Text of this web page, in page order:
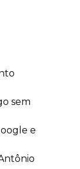
sem
e